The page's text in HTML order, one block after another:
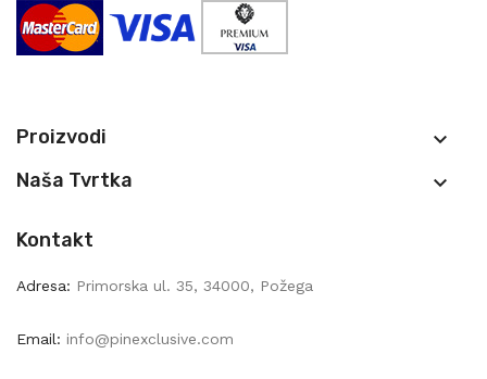
Proizvodi 
Naša Tvrtka 
Kontakt
Adresa: Primorska ul. 35, 34000, Požega
Email: info@pinexclusive.com